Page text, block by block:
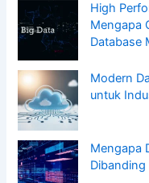
High
Mengapa
Database
Modern
untuk
Mengapa
Dibanding